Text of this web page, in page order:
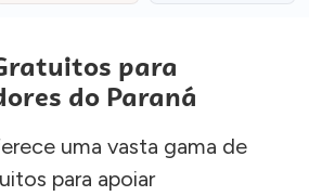
para
do Paraná
uma vasta gama de
para apoiar